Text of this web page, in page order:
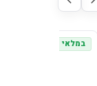
במלאי